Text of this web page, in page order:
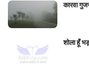
कारवा
शोला हूँ